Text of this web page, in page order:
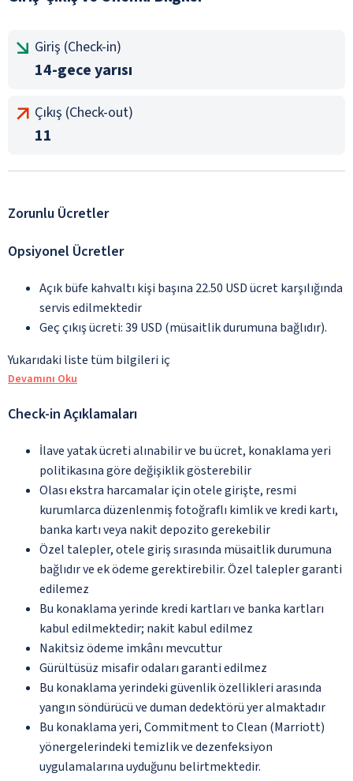
Giriş (Check-in)
14-gece yarısı
Çıkış (Check-out)
11
Zorunlu Ücretler
Opsiyonel Ücretler
Açık büfe kahvaltı kişi başına 22.50 USD ücret karşılığında
servis edilmektedir
Geç çıkış ücreti: 39 USD (müsaitlik durumuna bağlıdır).
Yukarıdaki liste tüm bilgileri iç
Devamını Oku
Check-in Açıklamaları
İlave yatak ücreti alınabilir ve bu ücret, konaklama yeri
politikasına göre değişiklik gösterebilir
Olası ekstra harcamalar için otele girişte, resmi
kurumlarca düzenlenmiş fotoğraflı kimlik ve kredi kartı,
banka kartı veya nakit depozito gerekebilir
Özel talepler, otele giriş sırasında müsaitlik durumuna
bağlıdır ve ek ödeme gerektirebilir. Özel talepler garanti
edilemez
Bu konaklama yerinde kredi kartları ve banka kartları
kabul edilmektedir; nakit kabul edilmez
Nakitsiz ödeme imkânı mevcuttur
Gürültüsüz misafir odaları garanti edilmez
Bu konaklama yerindeki güvenlik özellikleri arasında
yangın söndürücü ve duman dedektörü yer almaktadır
Bu konaklama yeri, Commitment to Clean (Marriott)
yönergelerindeki temizlik ve dezenfeksiyon
uygulamalarına uyduğunu belirtmektedir.